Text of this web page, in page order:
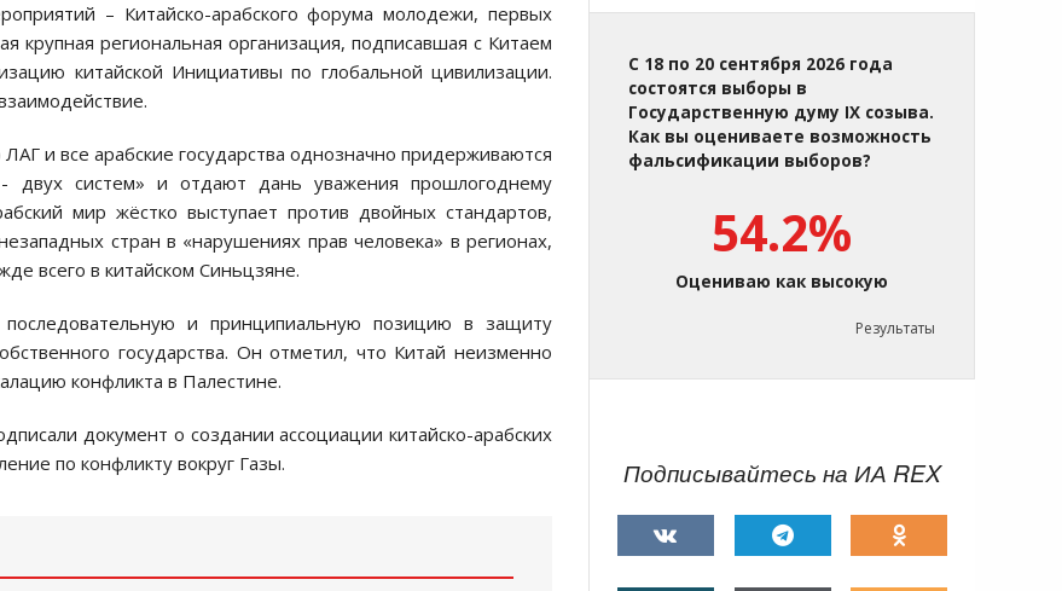
– Китайско-арабского форума молодежи, первых
крупная региональная организация, подписавшая с Китаем
китайской Инициативы по глобальной цивилизации.
и все арабские государства однозначно придерживаются
двух систем» и отдают дань уважения прошлогоднему
мир жёстко выступает против двойных стандартов,
стран в «нарушениях прав человека» в регионах,
всего в китайском Синьцзяне.
и принципиальную позицию в защиту
государства. Он отметил, что Китай неизменно
конфликта в Палестине.
документ о создании ассоциации китайско-арабских
по конфликту вокруг Газы.
С 18 по 20 сентября 2026 года
состоятся выборы в
Государственную думу IX созыва.
Как вы оцениваете возможность
фальсификации выборов?
54.2%
Оцениваю как высокую
Результаты
Подписывайтесь на ИА REX